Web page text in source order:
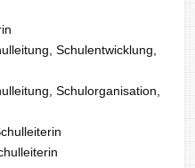
Schulentwicklung,
Schulorganisation,